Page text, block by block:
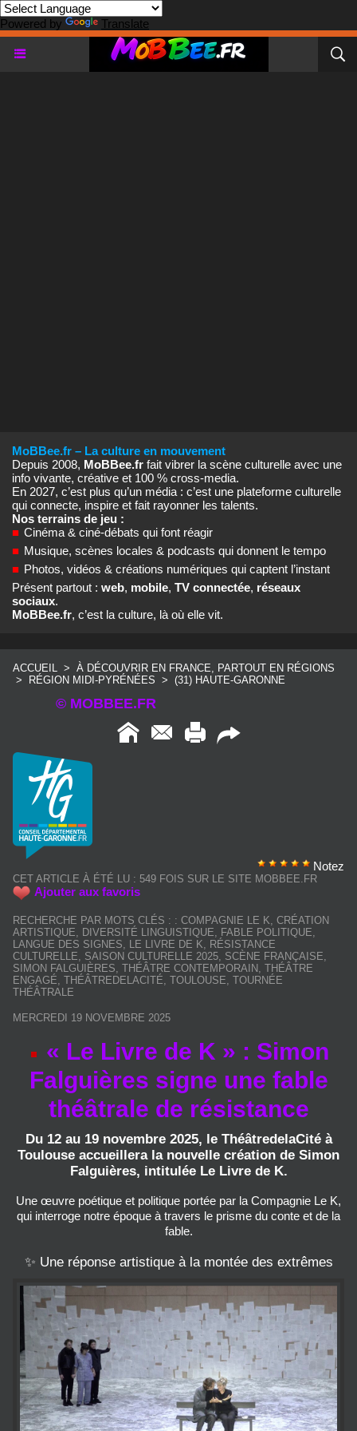
Powered by Translate
MoBBee.fr – La culture en mouvement
Depuis 2008, MoBBee.fr fait vibrer la scène culturelle avec une
info vivante, créative et 100 % cross‑media.
En 2027, c’est plus qu’un média : c’est une plateforme culturelle
qui connecte, inspire et fait rayonner les talents.
Nos terrains de jeu :
■ Cinéma & ciné‑débats qui font réagir
■ Musique, scènes locales & podcasts qui donnent le tempo
■ Photos, vidéos & créations numériques qui captent l’instant
Présent partout : web, mobile, TV connectée, réseaux
sociaux.
MoBBee.fr, c’est la culture, là où elle vit.
ACCUEIL > À DÉCOUVRIR EN FRANCE, PARTOUT EN RÉGIONS
>
RÉGION MIDI-PYRÉNÉES > (31) HAUTE-GARONNE
© MOBBEE.FR
Notez
CET ARTICLE À ÉTÉ LU : 549 FOIS SUR LE SITE MOBBEE.FR
Ajouter aux favoris
RECHERCHE PAR MOTS CLÉS : : COMPAGNIE LE K CRÉATION
ARTISTIQUE
DIVERSITÉ LINGUISTIQUE FABLE POLITIQUE
LANGUE DES SIGNES
LE LIVRE DE K
RÉSISTANCE
CULTURELLE
SAISON CULTURELLE 2025 SCÈNE FRANÇAISE
SIMON FALGUIÈRES THÉÂTRE CONTEMPORAIN THÉÂTRE
ENGAGÉ THÉÂTREDELACITÉ TOULOUSE TOURNÉE
THÉÂTRALE
MERCREDI 19 NOVEMBRE 2025
« Le Livre de K » : Simon
Falguières signe une fable
théâtrale de résistance
Du 12 au 19 novembre 2025, le ThéâtredelaCité à
Toulouse accueillera la nouvelle création de Simon
Falguières, intitulée Le Livre de K.
Une œuvre poétique et politique portée par la Compagnie Le K,
qui interroge notre époque à travers le prisme du conte et de la
fable.
✨ Une réponse artistique à la montée des extrêmes